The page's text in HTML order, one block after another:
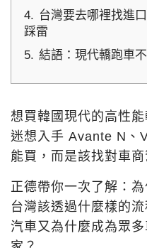
4. 台灣要去哪裡找進
踩雷
5. 結語：現代轎跑車
想買韓國現代的高性
迷想入手 Avante N、
能買，而是該找對車商
正德帶你一次了解：
台灣該透過什麼樣的
汽車又為什麼成為眾